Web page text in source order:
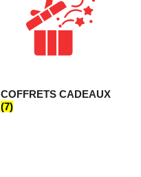
COFFRETS CADEAUX
(7)